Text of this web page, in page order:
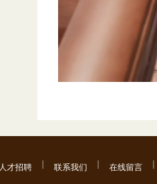
人才招聘 联系我们 在线留言